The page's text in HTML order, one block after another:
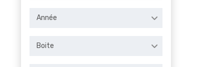
Année
Boite